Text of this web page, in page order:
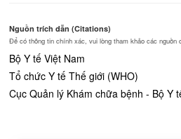
Nguồn trích dẫn (Citations)
Để có thông tin chính xác, vui lòng tham khảo các nguồn
Bộ Y tế Việt Nam
Tổ chức Y tế Thế giới (WHO)
Cục Quản lý Khám chữa bệnh - Bộ Y